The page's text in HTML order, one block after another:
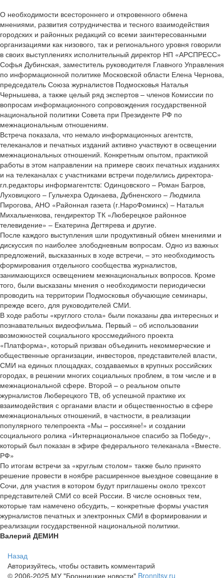
О необходимости всестороннего и откровенного обмена
мнениями, развития сотрудничества и тесного взаимодействия
городских и районных редакций со всеми заинтересованными
организациями как низового, так и регионального уровня говорили
в своих выступлениях исполнительный директор НП «АРС­ПРЕСС»
Софья Дубинская, заместитель руководителя Главного Управления
по информационной политике Московской области Елена Чернова,
председатель Союза журналистов Подмосковья Наталья
Чернышева, а также целый ряд экспертов – членов Комиссии по
вопросам информационного сопровождения государственной
национальной политики Совета при Президенте РФ по
межнациональным отношениям.
Встреча показала, что немало информационных агентств,
телеканалов и печатных изданий активно участвуют в освещении
межнациональных отношений. Конкретным опытом, практикой
работы в этом направлении на примере своих печатных изданиях
и на телеканалах с участниками встречи поделились директора­
гл.редакторы информагентств: Одинцовского – Роман Багров,
Луховицкого – Гульчехра Одинаева, Дубненского – Людмила
Пирогова, АНО «Районная газета (г.Наро­Фоминск) – Наталья
Михальченкова, гендиректор ТК «Люберецкое районное
телевидение» – Екатерина Дегтярева и другие.
После каждого выступления шли продуктивный обмен мнениями и
дискуссия по наиболее злободневным вопросам. Одно из важных
предложений, высказанных в ходе встречи, – это необходимость
формирования отдельного сообщества журналистов,
занимающихся освещением межнациональных вопросов. Кроме
того, были высказаны мнения о необходимости периодически
проводить на территории Подмосковья обучающие семинары,
прежде всего, для руководителей СМИ.
В ходе работы «круглого стола» были показаны два интересных и
познавательных видеофильма. Первый – об использовании
возможностей социального кросс­медийного проекта
«Платформа», который призван объединить некоммерческие и
общественные организации, инвесторов, представителей власти,
СМИ на единых площадках, создаваемых в крупных российских
городах, в решении многих социальных проблем, в том числе и в
межнациональной сфере. Второй – о реальном опыте
журналистов Люберецкого ТВ, об успешной практике их
взаимодействия с органами власти и общественностью в сфере
межнациональных отношений, в частности, в реализации
популярного телепроекта «Мы – россияне!» и создании
социального ролика «Интернациональное спасибо за Победу»,
который был показан в эфире федерального телеканала «Вместе.
РФ»
По итогам встречи за «круглым столом» также было принято
решение провести в ноябре расширенное выездное совещание в
Сочи, для участия в котором будут приглашены около трехсот
представителей СМИ со всей России. В числе основных тем,
которые там намечено обсудить, – конкретные формы участия
журналистов печатных и электронных СМИ в формировании и
реализации государственной национальной политики.
Валерий ДЕМИН
Назад
Авторизуйтесь, чтобы оставить комментарий
© 2006-2025 МУ "Бронницкие новости" Bronnitsy.ru